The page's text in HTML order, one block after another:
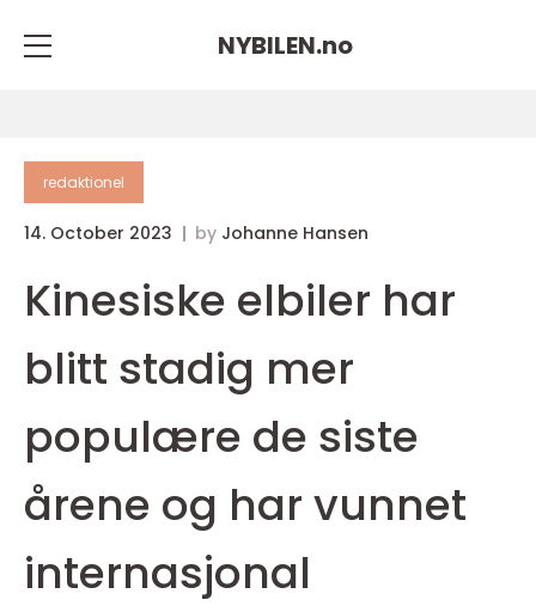
NYBILEN.no
redaktionel
14. October 2023 by Johanne Hansen
Kinesiske elbiler har
blitt stadig mer
populære de siste
årene og har vunnet
internasjonal